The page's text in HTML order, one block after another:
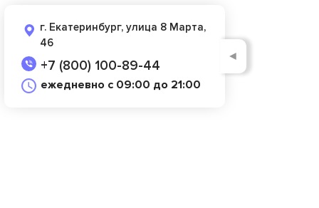
г. Екатеринбург, улица 8 Марта,
46
+7 (800) 100-89-44
ежедневно с 09:00 до 21:00
◄